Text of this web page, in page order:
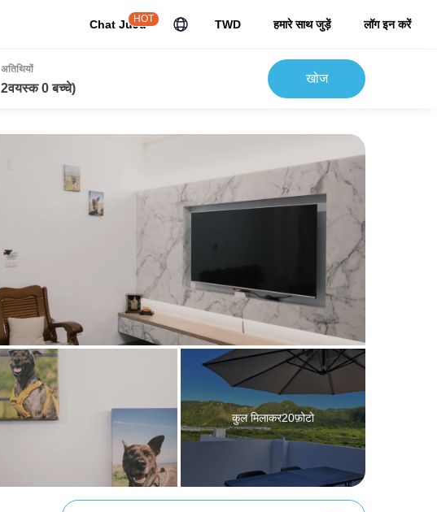
Chat JuJu
HOT TWD हमारे साथ जुड़ें लॉग इन करें
अतिथियों
2वयस्क 0 बच्चे)
खोज
कुल मिलाकर20फ़ोटो